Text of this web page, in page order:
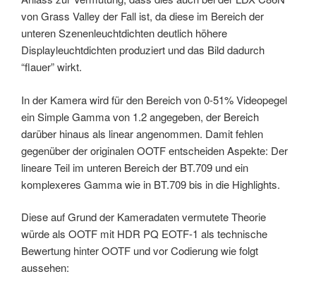
von Grass Valley der Fall ist, da diese im Bereich der
unteren Szenenleuchtdichten deutlich höhere
Displayleuchtdichten produziert und das Bild dadurch
“flauer” wirkt.
In der Kamera wird für den Bereich von 0-51% Videopegel
ein Simple Gamma von 1.2 angegeben, der Bereich
darüber hinaus als linear angenommen. Damit fehlen
gegenüber der originalen OOTF entscheiden Aspekte: Der
lineare Teil im unteren Bereich der BT.709 und ein
komplexeres Gamma wie in BT.709 bis in die Highlights.
Diese auf Grund der Kameradaten vermutete Theorie
würde als OOTF mit HDR PQ EOTF-1 als technische
Bewertung hinter OOTF und vor Codierung wie folgt
aussehen: